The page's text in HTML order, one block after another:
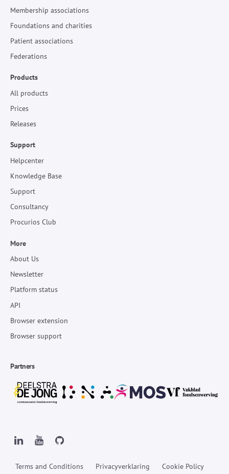
Membership associations
Foundations and charities
Patient associations
Federations
Products
All products
Prices
Releases
Support
Helpcenter
Knowledge Base
Support
Consultancy
Procurios Club
More
About Us
Newsletter
Platform status
API
Browser extension
Browser support
Partners
Terms and Conditions Privacyverklaring Cookie Policy